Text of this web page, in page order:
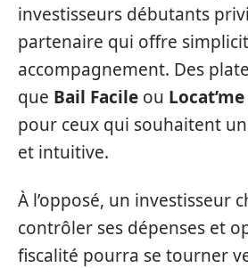
investisseurs débutants
partenaire qui offre
accompagnement. Des
que Bail Facile ou Locat’me
pour ceux qui souhaitent
et intuitive.
À l’opposé, un investisseur
contrôler ses dépenses et
fiscalité pourra se tourner